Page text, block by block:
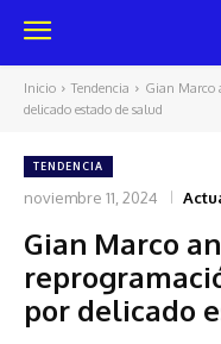
Inicio Tendencia
Gian Marco
delicado estado de salud
TENDENCIA
noviembre 11, 2024
Gian Marco
por delicado